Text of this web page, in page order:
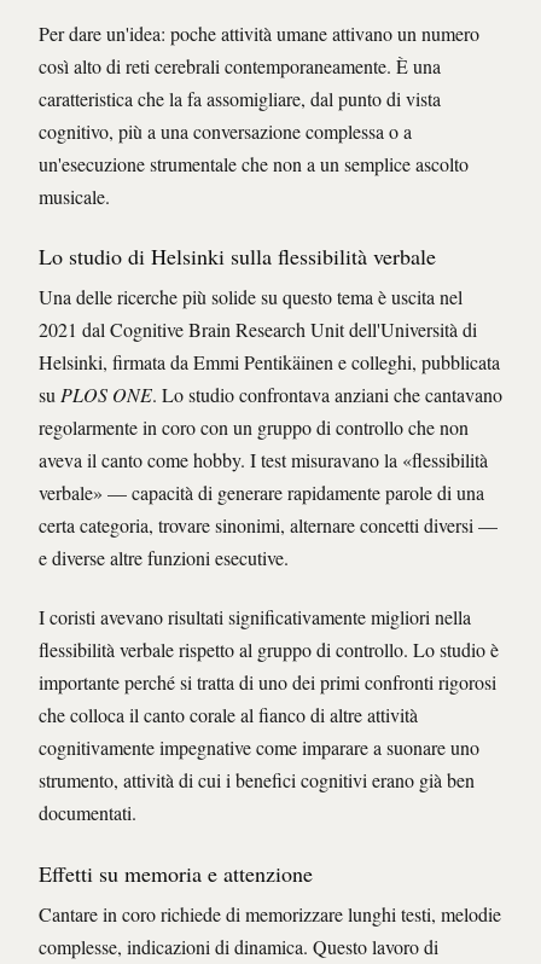
Per dare un'idea: poche attività umane attivano un numero
così alto di reti cerebrali contemporaneamente. È una
caratteristica che la fa assomigliare, dal punto di vista
cognitivo, più a una conversazione complessa o a
un'esecuzione strumentale che non a un semplice ascolto
musicale.
Lo studio di Helsinki sulla flessibilità verbale
Una delle ricerche più solide su questo tema è uscita nel
2021 dal Cognitive Brain Research Unit dell'Università di
Helsinki, firmata da Emmi Pentikäinen e colleghi, pubblicata
su PLOS ONE. Lo studio confrontava anziani che cantavano
regolarmente in coro con un gruppo di controllo che non
aveva il canto come hobby. I test misuravano la «flessibilità
verbale» — capacità di generare rapidamente parole di una
certa categoria, trovare sinonimi, alternare concetti diversi —
e diverse altre funzioni esecutive.
I coristi avevano risultati significativamente migliori nella
flessibilità verbale rispetto al gruppo di controllo. Lo studio è
importante perché si tratta di uno dei primi confronti rigorosi
che colloca il canto corale al fianco di altre attività
cognitivamente impegnative come imparare a suonare uno
strumento, attività di cui i benefici cognitivi erano già ben
documentati.
Effetti su memoria e attenzione
Cantare in coro richiede di memorizzare lunghi testi, melodie
complesse, indicazioni di dinamica. Questo lavoro di